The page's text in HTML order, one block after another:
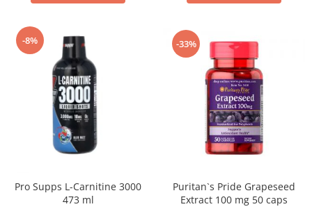
-8%
Pro Supps L-Carnitine 3000
473 ml
-33%
Puritan`s Pride Grapeseed
Extract 100 mg 50 caps